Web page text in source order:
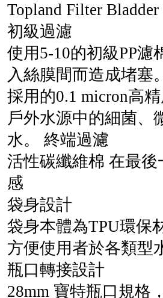
Topland Filter
初級過濾
使用5-10的初級PP
入絲膜間而造成堵塞
採用的0.1 micron高
戶外水源中的細菌、
水。 終端過濾
活性碳纖維棉 在最
感
袋身設計
袋身本體為TPU環保
方便使用者於各類型
瓶口轉接設計
28mm 寶特瓶口規格